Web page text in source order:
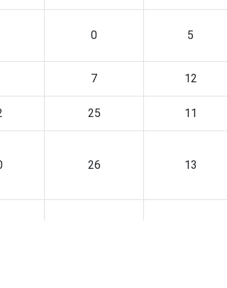
0 5
7 12
25 11
26 13